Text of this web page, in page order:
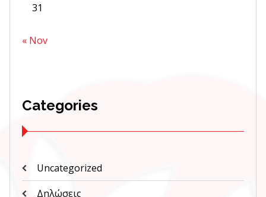
31
« Nov
Categories
Uncategorized
Δηλώσεις